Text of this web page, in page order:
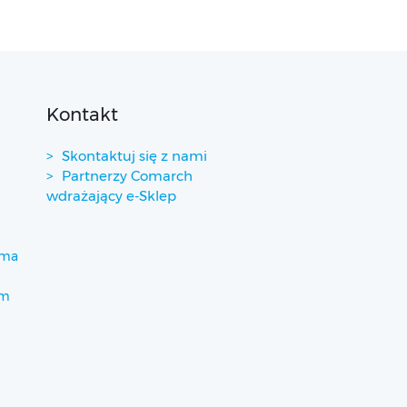
Kontakt
Skontaktuj się z nami
Partnerzy Comarch
wdrażający e-Sklep